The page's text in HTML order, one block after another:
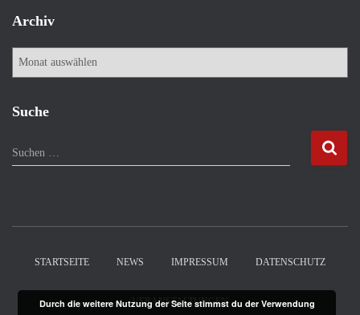
Archiv
A
h
Suche
S
u
Suchen …
STARTSEITE NEWS IMPRESSUM DATENSCHUTZ
VERANSTALTUNGEN
Durch die weitere Nutzung der Seite stimmst du der Verwendung